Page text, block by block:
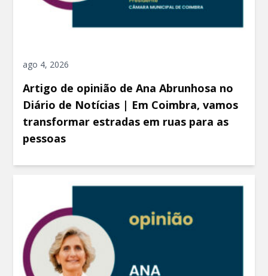
ago 4, 2026
Artigo de opinião de Ana Abrunhosa no
Diário de Notícias | Em Coimbra, vamos
transformar estradas em ruas para as
pessoas